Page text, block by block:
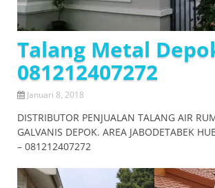
Talang Metal
081212407272
Januari 8, 2018
DISTRIBUTOR PENJUALAN TALANG AIR
GALVANIS DEPOK. AREA JABODETABEK
– 081212407272